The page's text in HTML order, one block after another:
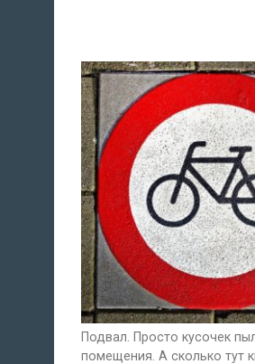
Подвал. Просто кусочек
помещения. А сколько тут